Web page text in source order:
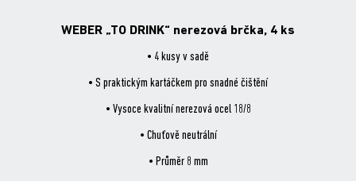
WEBER „TO DRINK“ nerezová brčka, 4 ks
• 4 kusy v sadě
• S praktickým kartáčkem pro snadné čištění
• Vysoce kvalitní nerezová ocel 18/8
• Chuťově neutrální
• Průměr 8 mm